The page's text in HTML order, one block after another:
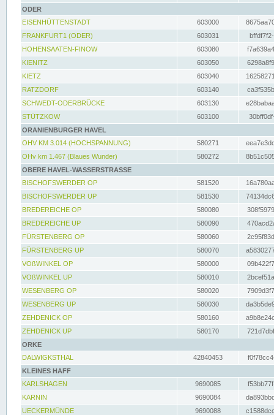
ODER
EISENHÜTTENSTADT
603000
FRANKFURT1 (ODER)
603031
HOHENSAATEN-FINOW
603080
KIENITZ
603050
KIETZ
603040
RATZDORF
603140
SCHWEDT-ODERBRÜCKE
603130
STÜTZKOW
603100
ORANIENBURGER HAVEL
OHV KM 3.014 (HOCHSPANNUNG)
580271
OHv km 1.467 (Blaues Wunder)
580272
OBERE HAVEL-WASSERSTRASSE
BISCHOFSWERDER OP
581520
BISCHOFSWERDER UP
581530
BREDEREICHE OP
580080
BREDEREICHE UP
580090
FÜRSTENBERG OP
580060
FÜRSTENBERG UP
580070
VOßWINKEL OP
580000
VOßWINKEL UP
580010
WESENBERG OP
580020
WESENBERG UP
580030
ZEHDENICK OP
580160
ZEHDENICK UP
580170
ORKE
DALWIGKSTHAL
42840453
KLEINES HAFF
KARLSHAGEN
9690085
KARNIN
9690084
UECKERMÜNDE
9690088